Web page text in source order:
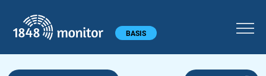
Hoofdmenu BASIS